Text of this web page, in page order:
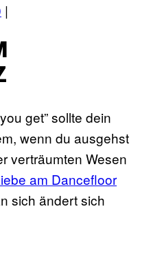
|
get” sollte dein
wenn du ausgehst
verträumten Wesen
am Dancefloor
sich ändert sich